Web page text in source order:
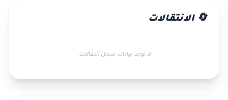
🔄 الانتقالات
لا توجد بيانات سجل انتقالات.